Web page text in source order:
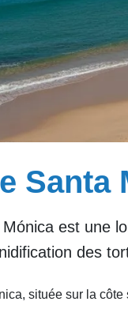
Santa
est une
des
située sur la